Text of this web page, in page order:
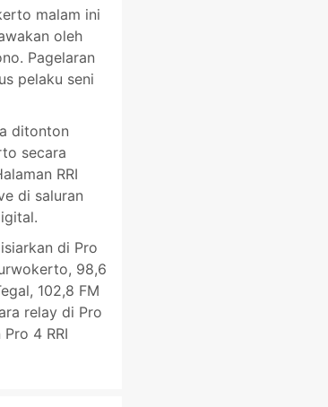
malam ini
oleh
Pagelaran
pelaku seni
ditonton
secara
RRI
di saluran
di Pro
98,6
102,8 FM
relay di Pro
4 RRI